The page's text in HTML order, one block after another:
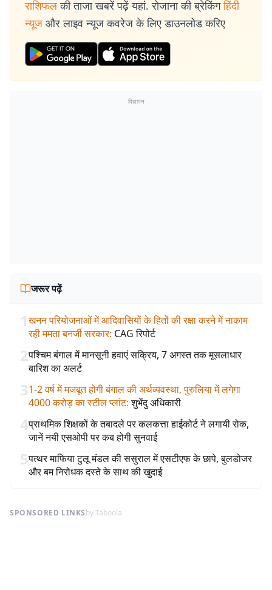
राशिफल की ताजा खबरें पढ़ें यहां. रोजाना की ब्रेकिंग हिंदी
न्यूज और लाइव न्यूज कवरेज के लिए डाउनलोड करिए
विज्ञापन
जरूर पढ़ें
1खनन परियोजनाओं में आदिवासियों के हितों की रक्षा करने में नाकाम
रही ममता बनर्जी सरकार: CAG रिपोर्ट
2पश्चिम बंगाल में मानसूनी हवाएं सक्रिय, 7 अगस्त तक मूसलाधार
बारिश का अलर्ट
31-2 वर्ष में मजबूत होगी बंगाल की अर्थव्यवस्था, पुरुलिया में लगेगा
4000 करोड़ का स्टील प्लांट: शुभेंदु अधिकारी
4प्राथमिक शिक्षकों के तबादले पर कलकत्ता हाईकोर्ट ने लगायी रोक,
जानें नयी एसओपी पर कब होगी सुनवाई
5पत्थर माफिया टुलू मंडल की ससुराल में एसटीएफ के छापे, बुलडोजर
और बम निरोधक दस्ते के साथ की खुदाई
SPONSORED LINKSby Taboola